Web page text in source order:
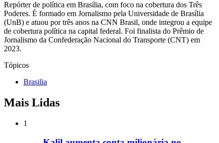
Repórter de política em Brasília, com foco na cobertura dos Três
Poderes. É formado em Jornalismo pela Universidade de Brasília
(UnB) e atuou por três anos na CNN Brasil, onde integrou a equipe
de cobertura política na capital federal. Foi finalista do Prêmio de
Jornalismo da Confederação Nacional do Transporte (CNT) em
2023.
Tópicos
Brasilia
Mais Lidas
1